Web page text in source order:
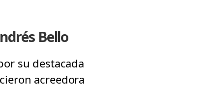
Bello
su destacada
acreedora